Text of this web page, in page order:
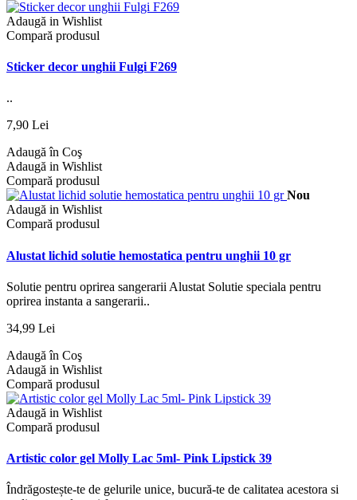
Adaugă in Wishlist
Compară produsul
Sticker decor unghii Fulgi F269
..
7,90 Lei
Adaugă în Coş
Adaugă in Wishlist
Compară produsul
Nou
Adaugă in Wishlist
Compară produsul
Alustat lichid solutie hemostatica pentru unghii 10 gr
Solutie pentru oprirea sangerarii Alustat Solutie speciala pentru
oprirea instanta a sangerarii..
34,99 Lei
Adaugă în Coş
Adaugă in Wishlist
Compară produsul
Adaugă in Wishlist
Compară produsul
Artistic color gel Molly Lac 5ml- Pink Lipstick 39
Îndrăgostește-te de gelurile unice, bucură-te de calitatea acestora si